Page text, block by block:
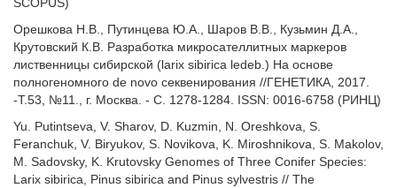
Орешкова Н.В., Путинцева Ю.А., Шаров В.В., Кузьмин Д.А.,
Крутовский К.В. Разработка микросателлитных маркеров
лиственницы сибирской (larix sibirica ledeb.) На основе
полногеномного de novo секвенирования //ГЕНЕТИКА, 2017.
-Т.53, №11., г. Москва. - С. 1278-1284. ISSN: 0016-6758 (РИНЦ)
Yu. Putintseva, V. Sharov, D. Kuzmin, N. Oreshkova, S.
Feranchuk, V. Biryukov, S. Novikova, K. Miroshnikova, S. Makolov,
M. Sadovsky, K. Krutovsky Genomes of Three Conifer Species:
Larix sibirica, Pinus sibirica and Pinus sylvestris // The